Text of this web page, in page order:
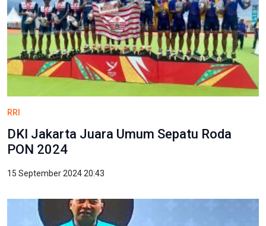
RRI
DKI Jakarta Juara Umum Sepatu Roda
PON 2024
15 September 2024 20:43